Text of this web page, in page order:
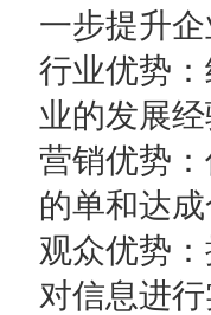
一步提升
行业优势
业的发展
营销优势
的单和达
观众优势
对信息进